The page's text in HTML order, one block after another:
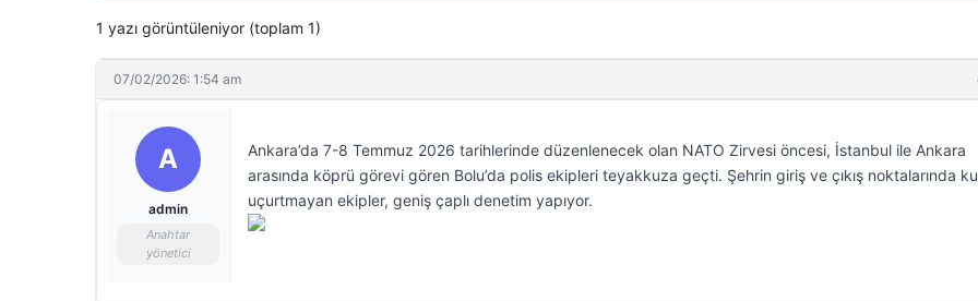
1 yazı görüntüleniyor (toplam 1)
07/02/2026: 1:54 am
A
admin
Anahtar
yönetici
Ankara’da 7-8 Temmuz 2026 tarihlerinde düzenlenecek olan NATO Zirvesi öncesi, İstanbul ile Ankara
arasında köprü görevi gören Bolu’da polis ekipleri teyakkuza geçti. Şehrin giriş ve çıkış noktalarında
uçurtmayan ekipler, geniş çaplı denetim yapıyor.